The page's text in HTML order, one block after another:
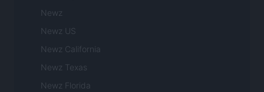
Newz
Newz US
Newz California
Newz Texas
Newz Florida